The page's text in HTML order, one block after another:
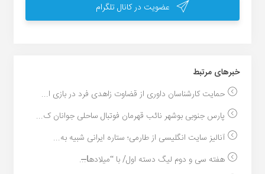
عضویت در کانال تلگرام
خبر‌های مرتبط
حمایت کارشناسان داوری از قضاوت زاهدی فرد در بازی ا...
پارس جنوبی بوشهر نائب قهرمان فوتبال ساحلی جوانان ک...
آنالیز سایت انگلیسی از طارمی؛ ستاره ایرانی شبیه به...
هفته سی و دوم لیگ دسته اول/ با “میلادها̶...